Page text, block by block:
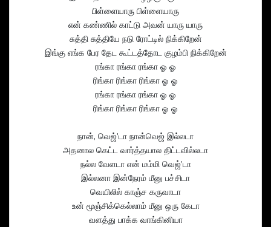
பிள்ளையாரு பிள்ளையாரு
என் கண்ணில் காட்டு அவன் யாரு யாரு
சுத்தி சுத்தியே நடு ரோட்டில் நிக்கிறேன்
இங்கு எங்க பேர தேட கூட்டத்தோட குழம்பி நிக்கிறேன்
ரங்கா ரங்கா ரங்கா ஓ ஓ
ரிங்கா ரிங்கா ரிங்கா ஓ ஓ
ரங்கா ரங்கா ரங்கா ஓ ஓ
ரிங்கா ரிங்கா ரிங்கா ஓ ஓ
நான், வெஜ்’டா நான்வெஜ் இல்லடா
அதனால கெட்ட வார்த்தயால திட்டவில்லடா
நல்ல வேளடா என் மம்மி வெஜ்’டா
இல்லனா இன்நேரம் மீனு பச்சிடா
வெயிலில் காஞ்ச கருவாடா
உன் மூஞ்சிக்கெல்லாம் மீனு ஒரு கேடா
வளத்து பாக்க வாங்கினியா